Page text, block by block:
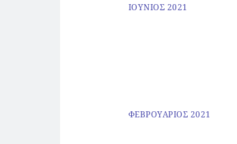
ΙΟΥΝΙΟΣ 2021
ΦΕΒΡΟΥΑΡΙΟΣ 2021